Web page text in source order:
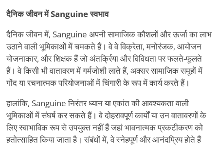
दैनिक जीवन में Sanguine स्वभाव
दैनिक जीवन में, Sanguine अपनी सामाजिक कौशलों और ऊर्जा का लाभ
उठाने वाली भूमिकाओं में चमकते हैं। वे वे विक्रेता, मनोरंजक, आयोजन
योजनाकार, और शिक्षक हैं जो अंतर्क्रिया और विविधता पर फलते-फूलते
हैं। वे किसी भी वातावरण में गर्मजोशी लाते हैं, अक्सर सामाजिक समूहों में
गोंद या रचनात्मक परियोजनाओं में चिंगारी के रूप में कार्य करते हैं।
हालांकि, Sanguine निरंतर ध्यान या एकांत की आवश्यकता वाली
भूमिकाओं में संघर्ष कर सकते हैं। वे दोहरावपूर्ण कार्यों या उन वातावरणों के
लिए स्वाभाविक रूप से उपयुक्त नहीं हैं जहां भावनात्मक प्रकटीकरण को
हतोत्साहित किया जाता है। संबंधों में, वे स्नेहपूर्ण और आनंदप्रिय होते हैं